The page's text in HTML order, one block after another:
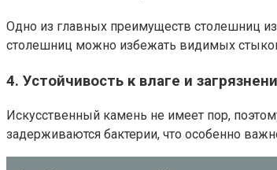
Одно из главных преимуществ столешниц
столешниц можно избежать видимых стыков,
4. Устойчивость к влаге и
Искусственный камень не имеет пор,
задерживаются бактерии, что особенно